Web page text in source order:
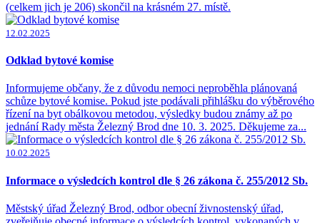
(celkem jich je 206) skončil na krásném 27. místě.
12.02.2025
Odklad bytové komise
Informujeme občany, že z důvodu nemoci neproběhla plánovaná
schůze bytové komise. Pokud jste podávali přihlášku do výběrového
řízení na byt obálkovou metodou, výsledky budou známy až po
jednání Rady města Železný Brod dne 10. 3. 2025. Děkujeme za...
10.02.2025
Informace o výsledcích kontrol dle § 26 zákona č. 255/2012 Sb.
Městský úřad Železný Brod, odbor obecní živnostenský úřad,